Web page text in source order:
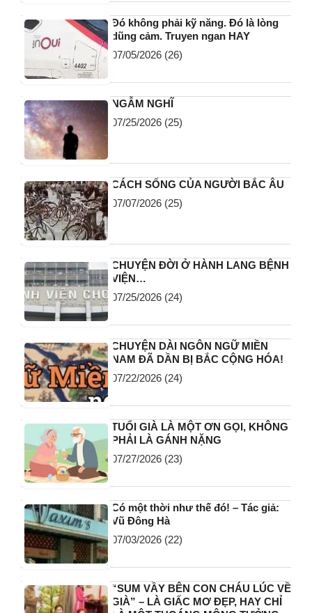
Đó không phải kỹ năng. Đó là lòng
dũng cảm. Truyen ngan HAY
07/05/2026 (26)
NGẪM NGHĨ
07/25/2026 (25)
CÁCH SỐNG CỦA NGƯỜI BẮC ÂU
07/07/2026 (25)
CHUYỆN ĐỜI Ở HÀNH LANG BỆNH
VIỆN…
07/25/2026 (24)
CHUYỆN DÀI NGÔN NGỮ MIỀN
NAM ĐÃ DẦN BỊ BẮC CỘNG HÓA!
07/22/2026 (24)
TUỔI GIÀ LÀ MỘT ƠN GỌI, KHÔNG
PHẢI LÀ GÁNH NẶNG
07/27/2026 (23)
Có một thời như thế đó! – Tác giả:
Vũ Đông Hà
07/03/2026 (22)
“SUM VẦY BÊN CON CHÁU LÚC VỀ
GIÀ” – LÀ GIẤC MƠ ĐẸP, HAY CHỈ